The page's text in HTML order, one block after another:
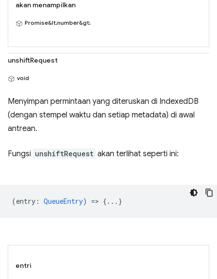
akan menampilkan
Promise&lt;number&gt;
unshiftRequest
void
Menyimpan permintaan yang diteruskan di IndexedDB
(dengan stempel waktu dan setiap metadata) di awal
antrean.
Fungsi unshiftRequest akan terlihat seperti ini:
(entry : QueueEntry) => {...}
entri